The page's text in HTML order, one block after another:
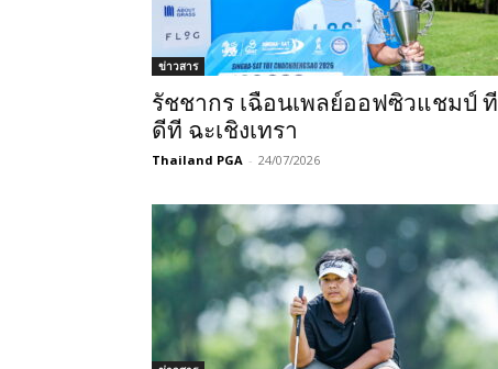
ข่าวสาร
รัชชากร เฉือนเพลย์ออฟซิวแชมป์ ที
ดีที ฉะเชิงเทรา
Thailand PGA - 24/07/2026